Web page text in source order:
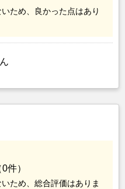
ため、良かった点はあり
件）
ため、総合評価はありま